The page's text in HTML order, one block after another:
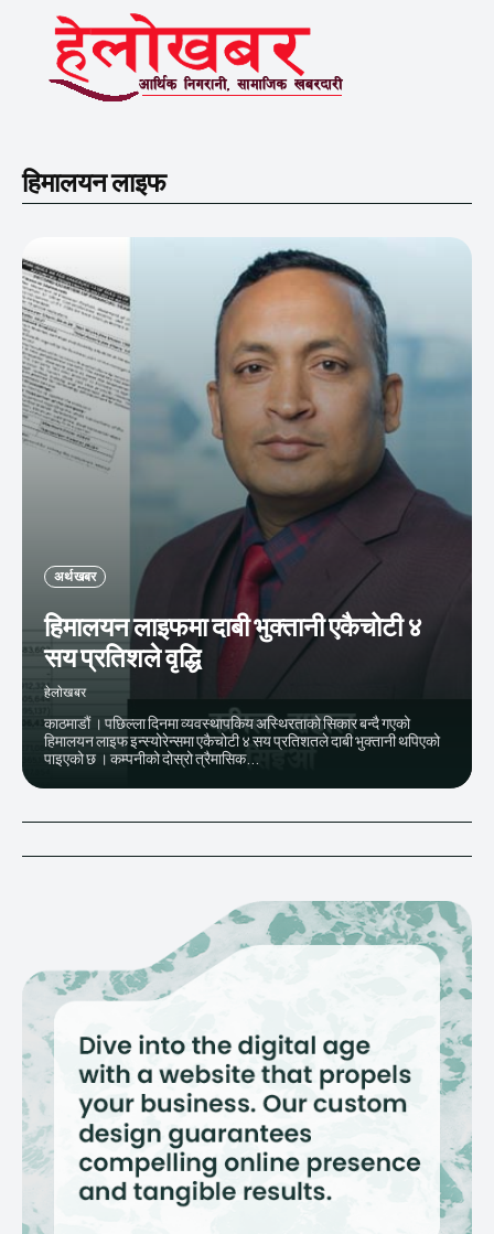
हिमालयन लाइफ
अर्थ खबर
हिमालयन लाइफमा दाबी भुक्तानी एकैचोटी ४
सय प्रतिशले वृद्धि
हेलाेखबर
काठमाडौं । पछिल्ला दिनमा व्यवस्थापकिय अस्थिरताको सिकार बन्दै गएको
हिमालयन लाइफ इन्स्योरेन्समा एकैचोटी ४ सय प्रतिशतले दाबी भुक्तानी थपिएको
पाइएको छ । कम्पनीको दोस्रो त्रैमासिक...